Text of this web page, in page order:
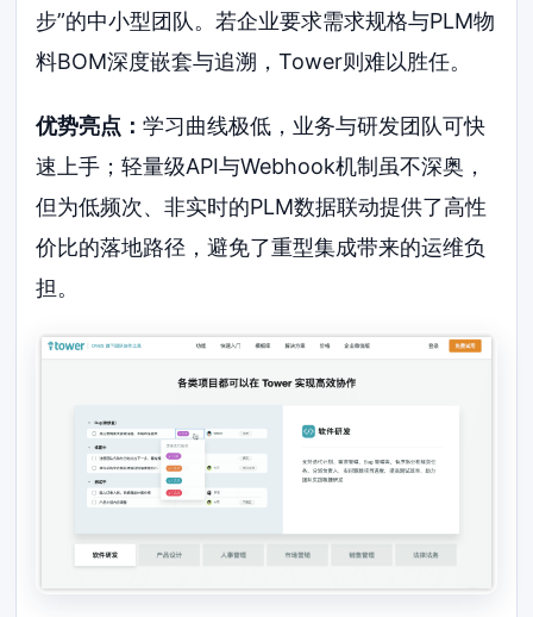
步”的中小型团队。若企业要求需求规格与PLM物
料BOM深度嵌套与追溯，Tower则难以胜任。
优势亮点：学习曲线极低，业务与研发团队可快
速上手；轻量级API与Webhook机制虽不深奥，
但为低频次、非实时的PLM数据联动提供了高性
价比的落地路径，避免了重型集成带来的运维负
担。